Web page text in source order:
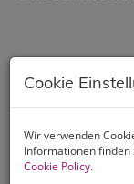
Cookie
Wir verwenden
Informationen finden
Cookie Policy.